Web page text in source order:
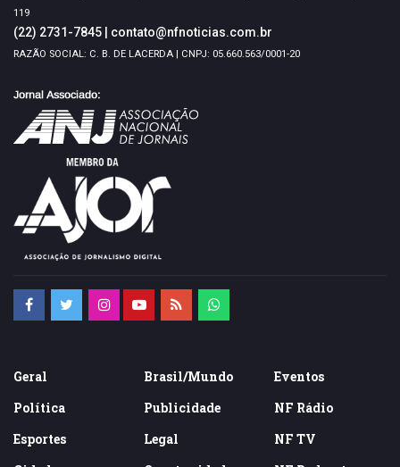
119
(22) 2731-7845 contato@nfnoticias.com.br
RAZÃO SOCIAL: C. B. DE LACERDA | CNPJ: 05.660.563/0001-20
Geral
Política
Esportes
Brasil/Mundo
Publicidade
Legal
Eventos
NF Rádio
NF TV